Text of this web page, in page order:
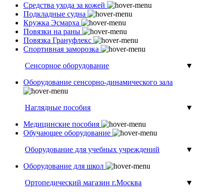
Средства ухода за кожей
Подкладные судна
Кружка Эсмарха
Повязки на раны
Повязка Грануфлекс
Спортивная заморозка
Сенсорное оборудование
▼
Оборудование сенсорно-динамического зала
Наглядные пособия
▼
Медицинские пособия
Обучающее оборудование
Оборудование для учебных учреждений
▼
Оборудование для школ
Ортопедический магазин г.Москва
▼